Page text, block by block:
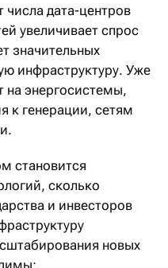
числа дата-центров
увеличивает спрос
значительных
инфраструктуру. Уже
на энергосистемы,
к генерации, сетям
становится
сколько
и инвесторов
новых